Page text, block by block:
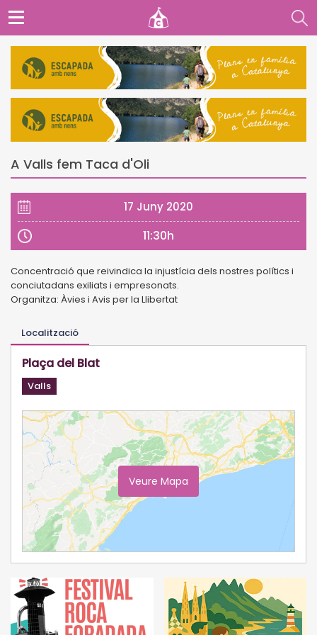
A Valls fem Taca d'Oli
17 Juny 2020
11:30h
Concentració que reivindica la injustícia dels nostres polítics i
conciutadans exiliats i empresonats.
Organitza: Àvies i Avis per la Llibertat
Localització
Plaça del Blat
Valls
Veure Mapa